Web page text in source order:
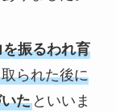
振るわれ育
られた後に
たといいま